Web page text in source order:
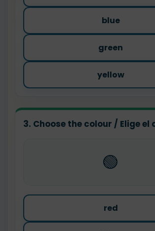
blue
green
yellow
3. Choose the colour / Elige el
🟢
red